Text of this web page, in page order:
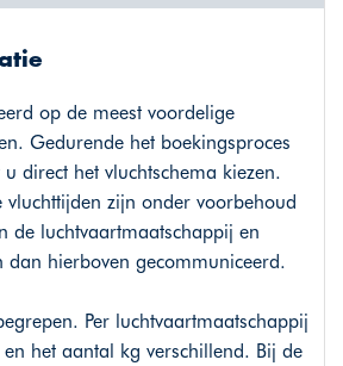
op de meest voordelige
Gedurende het boekingsproces
direct het vluchtschema kiezen.
vluchttijden zijn onder voorbehoud
de luchtvaartmaatschappij en
dan hierboven gecommuniceerd.
Per luchtvaartmaatschappij
het aantal kg verschillend. Bij de